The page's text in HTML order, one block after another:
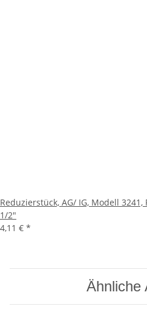
Reduzierstück, AG/ IG, Modell
1/2"
4,11 € *
Ähnliche